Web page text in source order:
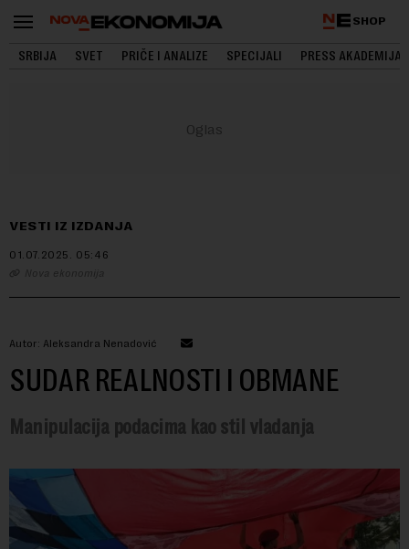
SHOP
SRBIJA SVET PRIČE I ANALIZE SPECIJALI PRESS AKADEMIJA
VESTI IZ IZDANJA
01.07.2025. 05:46
Nova ekonomija
Autor: Aleksandra Nenadović
SUDAR REALNOSTI I OBMANE
Manipulacija podacima kao stil vladanja